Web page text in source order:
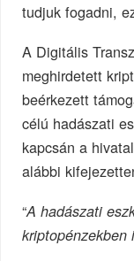
tudjuk fogadni,
A Digitális
meghirdetett
beérkezett
célú hadászati
kapcsán a
alábbi
“A hadászati